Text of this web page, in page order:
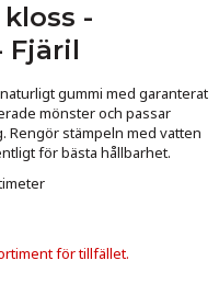
-
Fjäril
gummi med garanterat
mönster och passar
Rengör stämpeln med vatten
för bästa hållbarhet.
för tillfället.